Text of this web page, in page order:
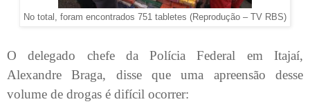
No total, foram encontrados 751 tabletes (Reprodução – TV RBS)
O delegado chefe da Polícia Federal em Itajaí,
Alexandre Braga, disse que uma apreensão desse
volume de drogas é difícil ocorrer: